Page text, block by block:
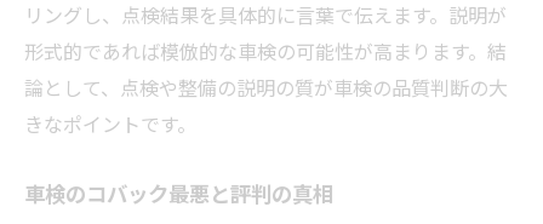
リングし、点検結果を具体的に言葉で伝えます。説明が
形式的であれば模倣的な車検の可能性が高まります。結
論として、点検や整備の説明の質が車検の品質判断の大
きなポイントです。
車検のコバック最悪と評判の真相